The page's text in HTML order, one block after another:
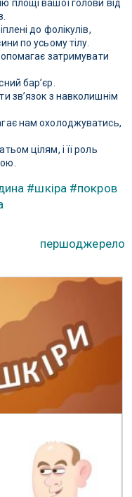
площі вашої голови від
до фолікулів,
по усьому тілу.
затримувати
бар’єр.
зв’язок з навколишнім
нам охолоджуватись,
цілям, і її роль
#шкіра #покров
першоджерело